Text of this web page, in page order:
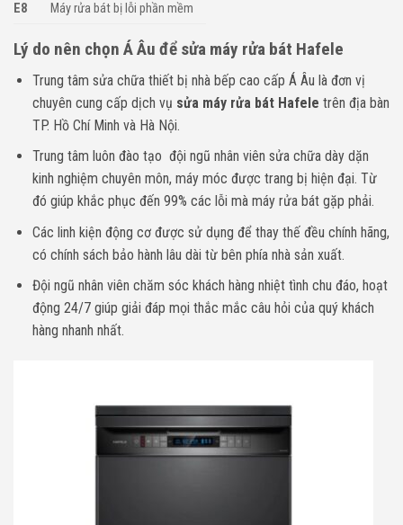
E8
Máy rửa bát bị lỗi phần mềm
Lý do nên chọn Á Âu để sửa máy rửa bát Hafele
Trung tâm sửa chữa thiết bị nhà bếp cao cấp Á Âu là đơn vị
chuyên cung cấp dịch vụ sửa máy rửa bát Hafele trên địa bàn
TP. Hồ Chí Minh và Hà Nội.
Trung tâm luôn đào tạo đội ngũ nhân viên sửa chữa dày dặn
kinh nghiệm chuyên môn, máy móc được trang bị hiện đại. Từ
đó giúp khắc phục đến 99% các lỗi mà máy rửa bát gặp phải.
Các linh kiện động cơ được sử dụng để thay thế đều chính hãng,
có chính sách bảo hành lâu dài từ bên phía nhà sản xuất.
Đội ngũ nhân viên chăm sóc khách hàng nhiệt tình chu đáo, hoạt
động 24/7 giúp giải đáp mọi thắc mắc câu hỏi của quý khách
hàng nhanh nhất.